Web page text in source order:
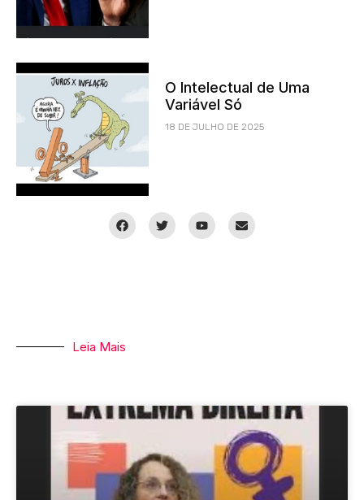
O Intelectual de Uma
Variável Só
18 DE JULHO DE 2025
Leia Mais